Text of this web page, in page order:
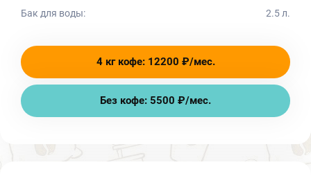
Бак для воды: 2.5 л.
4 кг кофе: 12200 ₽/мес.
Без кофе: 5500 ₽/мес.